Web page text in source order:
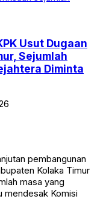
Usut Dugaan
Sejumlah
Diminta
pembangunan
Kolaka Timur
masa yang
mendesak Komisi